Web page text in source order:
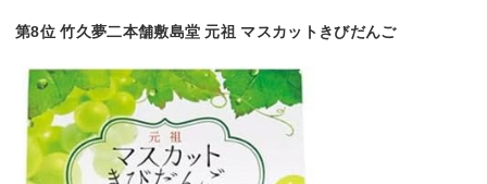
第8位 竹久夢二本舗敷島堂 元祖 マスカットきびだんご